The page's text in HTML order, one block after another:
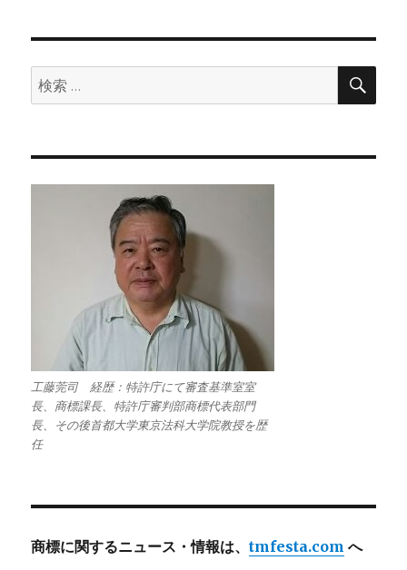
検
索:
検
工藤莞司 経歴：特許庁にて審査基準室室
長、商標課長、特許庁審判部商標代表部門
長、その後首都大学東京法科大学院教授を歴
任
商標に関するニュース・情報は、tmfesta.com へ